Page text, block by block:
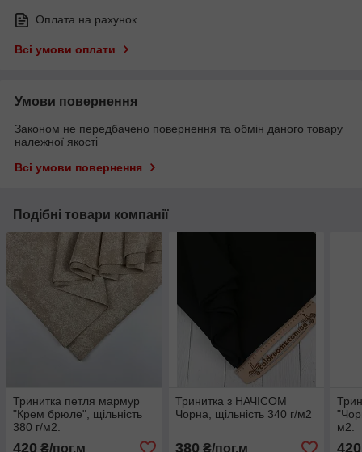
Оплата на рахунок
Всі умови оплати
Умови повернення
Законом не передбачено повернення та обмін даного товару
належної якості
Всі умови повернення
Подібні товари компанії
Тринитка петля мармур
"Крем брюле", щільність
380 г/м2.
420 ₴/пог.м
Тринитка з НАЧІСОМ
Чорна, щільність 340 г/м2
380 ₴/пог.м
м2.
420